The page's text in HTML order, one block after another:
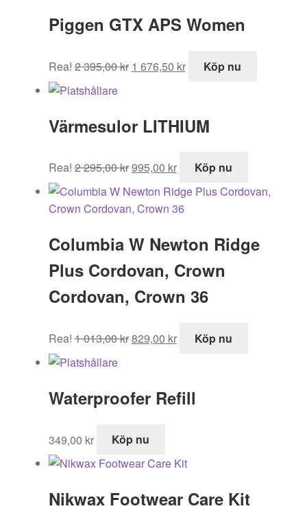
Piggen GTX APS Women
Rea! 2 395,00kr
ursprungliga
2
1 676,50 kr
nuvarande
1
Köp nu
Värmesulor LITHIUM
Rea! 2 295,00kr
ursprungliga
priset
var:
295,00 kr.
995,00 kr
nuvarande
priset
är:
Köp nu
Columbia W Newton Ridge
Plus Cordovan, Crown
Cordovan, Crown 36
Rea! 1 013,00kr
ursprungliga
1
829,00 kr
nuvarande
829,00 kr.
Köp nu
Waterproofer Refill
349,00 kr Köp nu
Nikwax Footwear Care Kit